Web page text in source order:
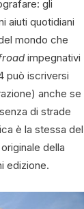
gli
aiuti quotidiani
mondo che
impegnativi
può iscriversi
anche se
di strade
è la stessa del
della
edizione.